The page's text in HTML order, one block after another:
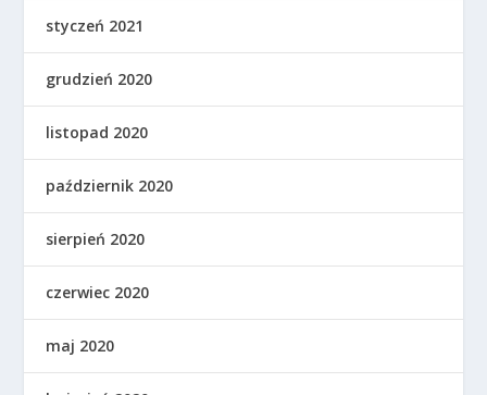
styczeń 2021
grudzień 2020
listopad 2020
październik 2020
sierpień 2020
czerwiec 2020
maj 2020